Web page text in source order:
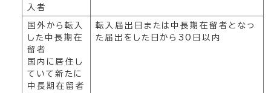
入者
国外から転入
した中長期在
留者
国内に居住し
ていて新たに
中長期在留者
転入届出日または中長期在留者となっ
た届出をした日から30日以内